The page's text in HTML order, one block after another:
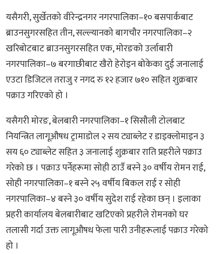
यसैगरी, सुर्खेतको वीरेन्द्रनगर नगरपालिका–१० बसपार्कबाट
ब्राउनसुगरसहित तीन, सल्ल्यानको बागचौर नगरपालिका–२
खरिबोटबाट ब्राउनसुगरसहित एक, मोरङको उर्लाबारी
नगरपालिका–७ बरगाछीबाट खैरो हेरोइन बोकेका दुई जनालाई
एउटा डिजिटल तराजु र नगद रु १२ हजार ७१० सहित शुक्रबार
पक्राउ गरिएको हो ।
यसैगरी मोरङ, बेलबारी नगरपालिका–१ सिसौली टोलबाट
नियन्त्रित लागूऔषध ट्रामाडोल २ सय ट्याब्लेट र डाइक्लोमाइन ३
सय ६० ट्याब्लेट सहित ३ जनालाई शुक्रबार राति प्रहरीले पक्राउ
गरेको छ । पक्राउ पर्नेहरूमा सोही ठाउँ बस्ने ३० वर्षीय रोमन राई,
सोही नगरपालिका–१ बस्ने २५ वर्षीय बिकल राई र सोही
नगरपालिका–४ बस्ने ३० वर्षीय सुदेश राई रहेका छन् । इलाका
प्रहरी कार्यालय बेलबारीबाट खटिएको प्रहरीले रोमनको घर
तलासी गर्दा उक्त लागूऔषध फेला पारी उनीहरूलाई पक्राउ गरेको
हो ।